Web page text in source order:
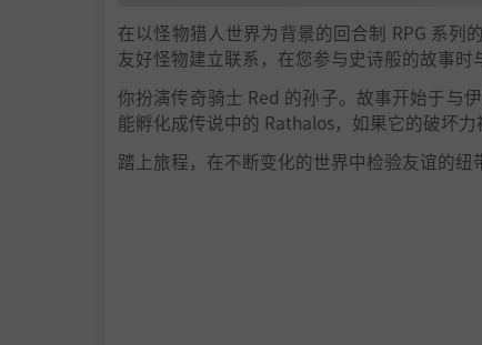
在以怪物猎人世界为背景的回合制 RPG 系
友好怪物建立联系，在您参与史诗般的故事时
你扮演传奇骑士 Red 的孙子。故事开始于与
能孵化成传说中的 Rathalos，如果它的破坏力
踏上旅程，在不断变化的世界中检验友谊的纽